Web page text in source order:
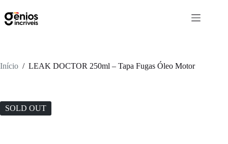
Início / LEAK DOCTOR 250ml – Tapa Fugas Óleo Motor
SOLD OUT